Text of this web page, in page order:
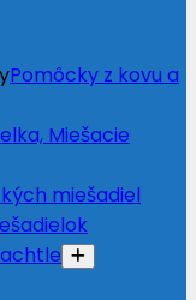
Pomôcky z kovu a
Miešacie
miešadiel